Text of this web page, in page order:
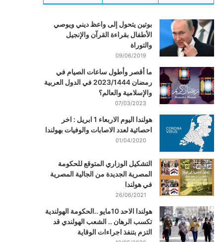
بوتين يتحول إلى واعظ ديني ويوصي
الأطفال بقراءة القرآن والإنجيل
والتوراة
09/06/2019
ما أقصر وأطول ساعات الصيام في
رمضان 2023/1444 في الدول العربية
والإسلامية والعالم؟
07/03/2023
هولندا اليوم الاربعاء 1 ابريل : اخر
احصائية لعدد الاصابات والوفيات بهولندا
01/04/2020
التشكيل الوزاري المتوقع للحكومة
المصرية الجديدة من الجالية المصرية
في هولندا
26/06/2021
هولندا الاحد 10مايو ..الحكومة الهولندية
تكسب الرهان .. الشعب الهولندي قد
التزم بتنفذ اجراءات الوقاية